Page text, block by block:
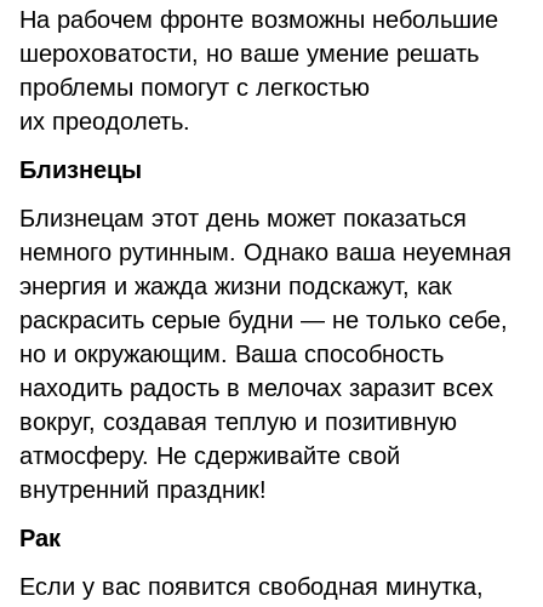
На рабочем фронте возможны небольшие
шероховатости, но ваше умение решать
проблемы помогут с легкостью
их преодолеть.
Близнецы
Близнецам этот день может показаться
немного рутинным. Однако ваша неуемная
энергия и жажда жизни подскажут, как
раскрасить серые будни — не только себе,
но и окружающим. Ваша способность
находить радость в мелочах заразит всех
вокруг, создавая теплую и позитивную
атмосферу. Не сдерживайте свой
внутренний праздник!
Рак
Если у вас появится свободная минутка,